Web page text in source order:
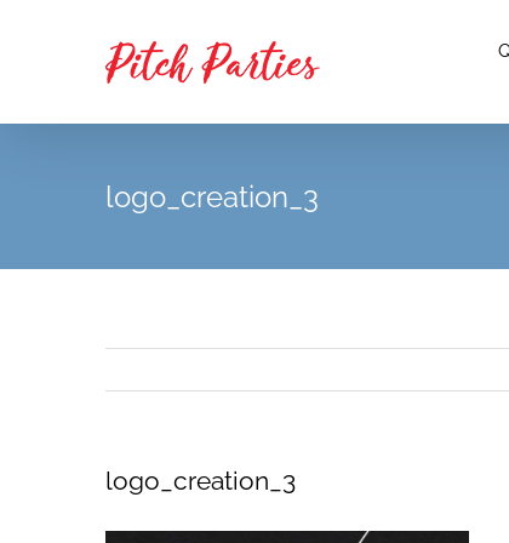
logo_creation_3
logo_creation_3